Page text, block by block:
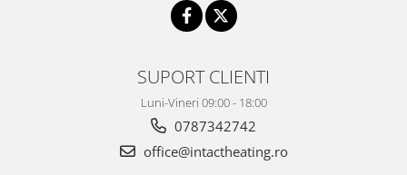
SUPORT CLIENTI
Luni-Vineri 09:00 - 18:00
0787342742
office@intactheating.ro